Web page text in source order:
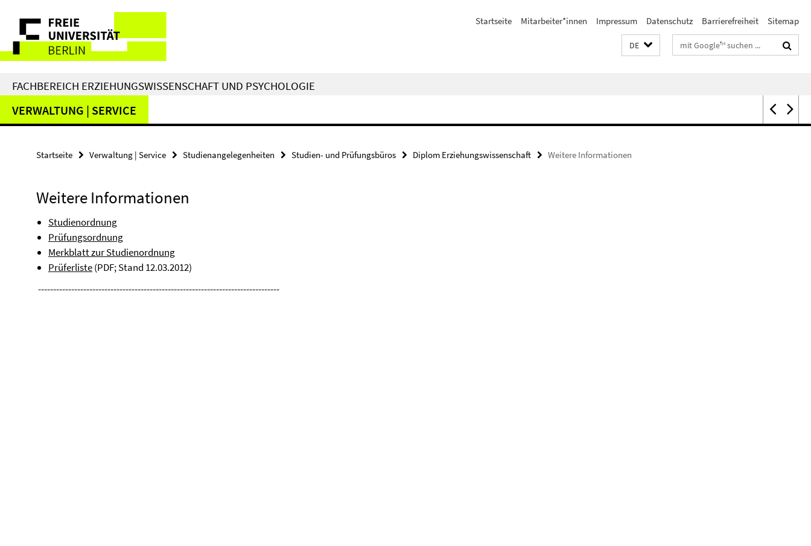
direkt
Inhalt
Service-
Navigation
Startseite Mitarbeiter*innen Impressum Datenschutz Barrierefreiheit Sitemap
DE Suchbegriffe
FACHBEREICH ERZIEHUNGSWISSENSCHAFT UND PSYCHOLOGIE
VERWALTUNG | SERVICE
Startseite Verwaltung | Service Studienangelegenheiten Studien- und Prüfungsbüros Diplom Erziehungswissenschaft Weitere Informationen
Weitere Informationen
Studienordnung
Prüfungsordnung
Merkblatt zur Studienordnung
Prüferliste(PDF; Stand 12.03.2012)
--------------------------------------------------------------------------------